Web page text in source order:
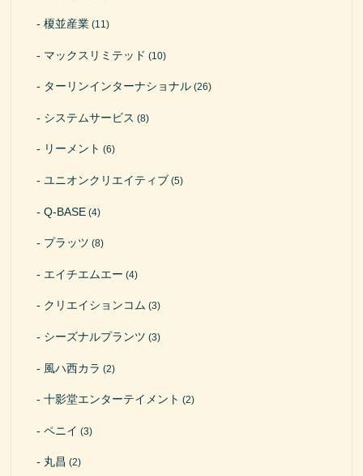
榎並産業 (11)
マックスリミテッド (10)
ターリンインターナショナル (26)
システムサービス (8)
リーメント (6)
ユニオンクリエイティブ (5)
Q-BASE (4)
プラッツ (8)
エイチエムエー (4)
クリエイションコム (3)
シーズナルプランツ (3)
風ハ西カラ (2)
十影堂エンターテイメント (2)
ペニイ (3)
丸昌 (2)